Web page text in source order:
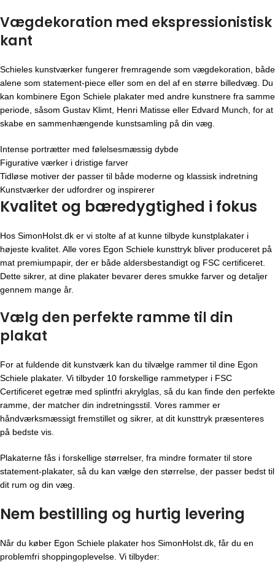
Vægdekoration med ekspressionistisk
kant
Schieles kunstværker fungerer fremragende som vægdekoration, både
alene som statement-piece eller som en del af en større billedvæg. Du
kan kombinere Egon Schiele plakater med andre kunstnere fra samme
periode, såsom Gustav Klimt, Henri Matisse eller Edvard Munch, for at
skabe en sammenhængende kunstsamling på din væg.
Intense portrætter med følelsesmæssig dybde
Figurative værker i dristige farver
Tidløse motiver der passer til både moderne og klassisk indretning
Kunstværker der udfordrer og inspirerer
Kvalitet og bæredygtighed i fokus
Hos SimonHolst.dk er vi stolte af at kunne tilbyde kunstplakater i
højeste kvalitet. Alle vores Egon Schiele kunsttryk bliver produceret på
mat premiumpapir, der er både aldersbestandigt og FSC certificeret.
Dette sikrer, at dine plakater bevarer deres smukke farver og detaljer
gennem mange år.
Vælg den perfekte ramme til din
plakat
For at fuldende dit kunstværk kan du tilvælge rammer til dine Egon
Schiele plakater. Vi tilbyder 10 forskellige rammetyper i FSC
Certificeret egetræ med splintfri akrylglas, så du kan finde den perfekte
ramme, der matcher din indretningsstil. Vores rammer er
håndværksmæssigt fremstillet og sikrer, at dit kunsttryk præsenteres
på bedste vis.
Plakaterne fås i forskellige størrelser, fra mindre formater til store
statement-plakater, så du kan vælge den størrelse, der passer bedst til
dit rum og din væg.
Nem bestilling og hurtig levering
Når du køber Egon Schiele plakater hos SimonHolst.dk, får du en
problemfri shoppingoplevelse. Vi tilbyder: